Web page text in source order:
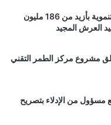
عامل إقليم صفرو يطلق ويدشن مشاريع تنموية بأزيد من 186 مليون
العرش المجيد
مشروع مركز الطمر التقني
مسؤول من الإدلاء بتصريح